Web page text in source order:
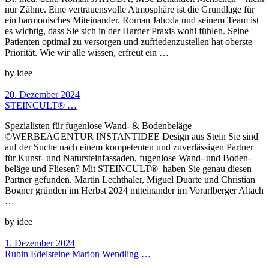
nur Zähne. Eine vertrauensvolle Atmosphäre ist die Grundlage für
ein harmonisches Miteinander. Roman Jahoda und seinem Team ist
es wichtig, dass Sie sich in der Harder Praxis wohl fühlen. Seine
Patienten optimal zu versorgen und zufriedenzustellen hat oberste
Priorität. Wie wir alle wissen, erfreut ein …
by idee
20. Dezember 2024
STEINCULT® …
Spezialisten für fugenlose Wand- & Bodenbeläge
©WERBEAGENTUR INSTANTIDEE Design aus Stein Sie sind
auf der Suche nach einem kompetenten und zuver­lässigen Partner
für Kunst- und Natur­stein­fassaden, fugen­lose Wand- und Boden­
beläge und Fliesen? Mit STEINCULT® haben Sie genau diesen
Partner gefunden. Martin Lechthaler, Miguel Duarte und Christian
Bogner gründen im Herbst 2024 miteinander im Vorarlberger Altach
…
by idee
1. Dezember 2024
Rubin Edelsteine Marion Wendling …